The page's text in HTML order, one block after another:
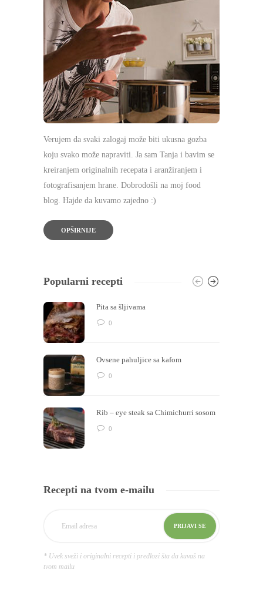
Verujem da svaki zalogaj može biti ukusna gozba
koju svako može napraviti. Ja sam Tanja i bavim se
kreiranjem originalnih recepata i aranžiranjem i
fotografisanjem hrane. Dobrodošli na moj food
blog. Hajde da kuvamo zajedno :)
OPŠIRNIJE
Popularni recepti
Pita sa šljivama
0
Ovsene pahuljice sa kafom
0
Rib – eye steak sa Chimichurri sosom
0
Recepti na tvom e-mailu
* Uvek sveži i originalni recepti i predlozi šta da kuvaš na
tvom mailu